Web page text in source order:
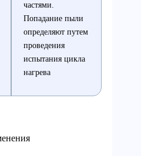
частями.
Попадание пыли
определяют путем
проведения
испытания цикла
нагрева